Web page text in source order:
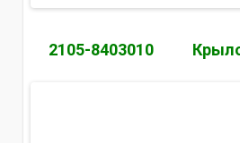
2105-8403010